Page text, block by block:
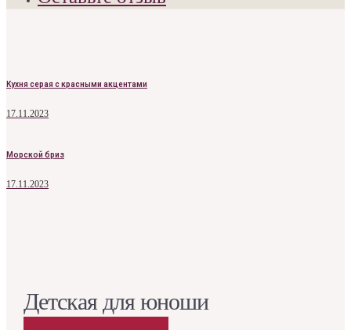
Кухня серая с красными акцентами
17.11.2023
Морской бриз
17.11.2023
Детская для юноши